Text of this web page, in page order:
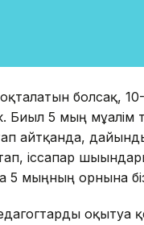
болсақ,
Биыл 5 мың
айтқанда,
іссапар
5 мыңның орнына
оқытуға